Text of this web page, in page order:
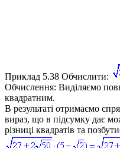
Приклад 5.38 Обчислити:
Обчислення: Виділяємо
квадратним.
В результаті отримаємо
вираз, що в підсумку дає
різниці квадратів та